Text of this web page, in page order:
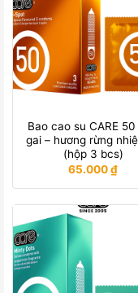
Bao cao su CARE 50
gai – hương rừng
(hộp 3 bcs)
65.000₫